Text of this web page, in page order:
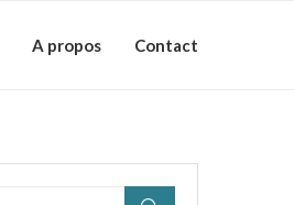
A propos Contact